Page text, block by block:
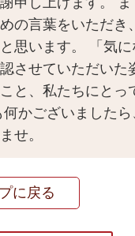
の言葉をいただき
思います。 「気に
させていただいた
と、私たちにとっ
かございましたら
せ。
に戻る